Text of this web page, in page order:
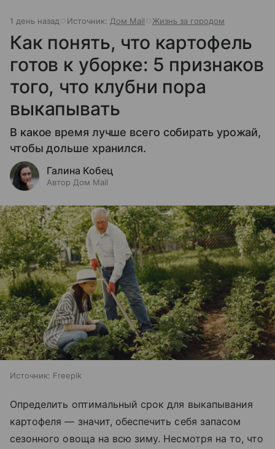
1 день назад Источник: Дом Mail Жизнь за городом
Как понять, что картофель
готов к уборке: 5 признаков
того, что клубни пора
выкапывать
В какое время лучше всего собирать урожай,
чтобы дольше хранился.
Галина Кобец
Автор Дом Mail
Источник: Freepik
Определить оптимальный срок для выкапывания
картофеля — значит, обеспечить себя запасом
сезонного овоща на всю зиму. Несмотря на то, что